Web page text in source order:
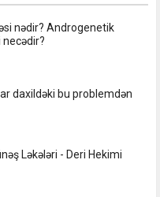
nədir? Androgenetik
daxildəki bu problemdən
Ləkələri - Deri Hekimi